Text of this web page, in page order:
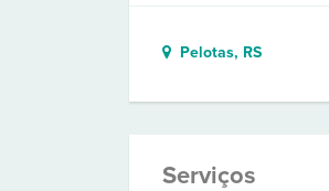
Pelotas, RS
Serviços